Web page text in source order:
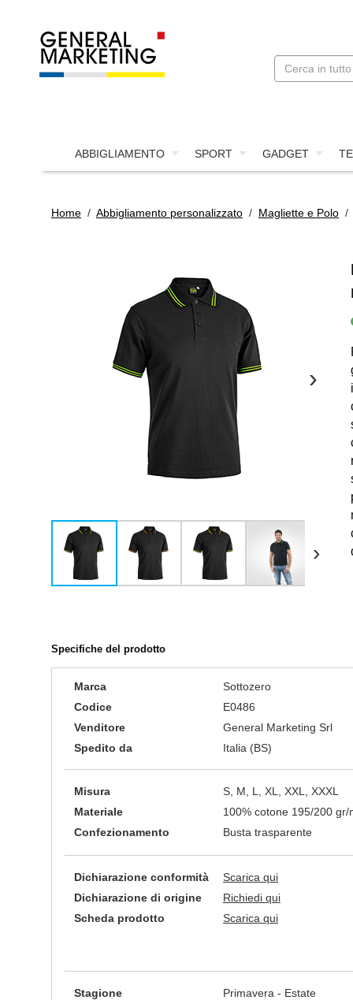
ABBIGLIAMENTO SPORT GADGET
Home / Abbigliamento personalizzato / Magliette e Polo
›
›
Specifiche del prodotto
Marca
Sottozero
Codice
E0486
Venditore
General Marketing Srl
Spedito da
Italia (BS)
Misura
S, M, L, XL, XXL, XXXL
Materiale
100% cotone 195/200 gr/
Confezionamento
Busta trasparente
Dichiarazione conformità
Scarica qui
Dichiarazione di origine
Richiedi qui
Scheda prodotto
Scarica qui
Stagione
Primavera - Estate